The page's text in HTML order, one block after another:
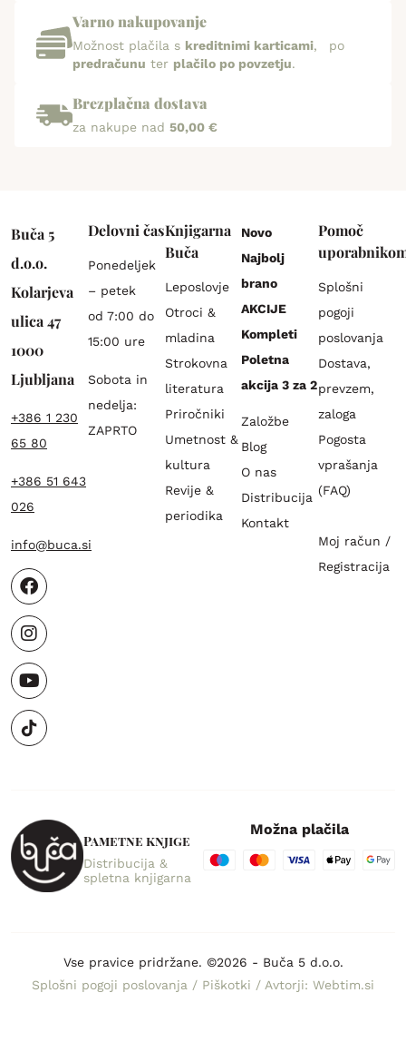
Varno nakupovanje
Možnost plačila s kreditnimi karticami, po
predračunu ter plačilo po povzetju.
Brezplačna dostava
za nakupe nad 50,00 €
Buča 5
d.o.o.
Kolarjeva
ulica 47
1000
Ljubljana
+386 1 230
65 80
+386 51 643
026
info@buca.si
Delovni čas
Ponedeljek
– petek
od 7:00 do
15:00 ure
Sobota in
nedelja:
ZAPRTO
Knjigarna
Buča
Leposlovje
Otroci &
mladina
Strokovna
literatura
Priročniki
Umetnost &
kultura
Revije &
periodika
Novo
Najbolj
brano
AKCIJE
Kompleti
Poletna
akcija 3 za 2
Založbe
Blog
O nas
Distribucija
Kontakt
Pomoč
Splošni
pogoji
poslovanja
Dostava,
prevzem,
zaloga
Pogosta
vprašanja
(FAQ)
Moj račun /
Registracija
Pametne knjige
Distribucija &
spletna knjigarna
Možna plačila
Vse pravice pridržane. ©2026 - Buča 5 d.o.o.
Splošni pogoji poslovanja / Piškotki / Avtorji: Webtim.si